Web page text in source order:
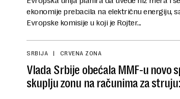
ekonomije prebacila na električnu energiju,
Evropske komisije u koji je Rojter...
SRBIJA CRVENA ZONA
Vlada Srbije obećala MMF-u novo
skuplju zonu na računima za